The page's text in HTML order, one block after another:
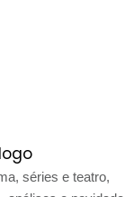
séries e teatro,